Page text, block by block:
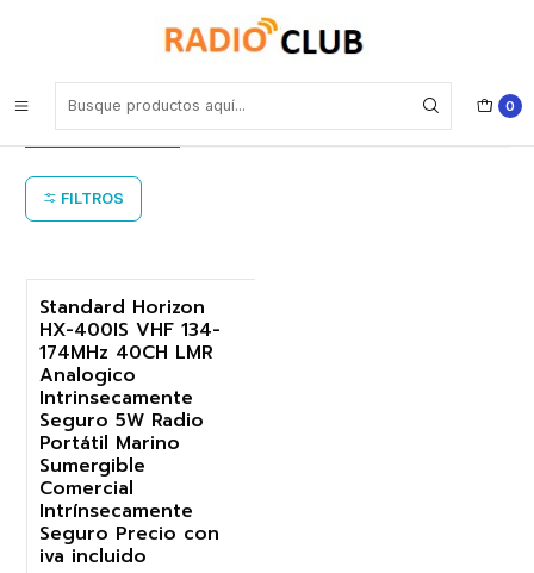
0
Equipo portatil marino intrínsecamente seguro
Equipo portatil marino
intrínsecamente seguro
FILTROS
-17%
Standard Horizon
HX-400IS VHF 134-
174MHz 40CH LMR
Analogico
Intrinsecamente
Seguro 5W Radio
Portátil Marino
Sumergible
Comercial
Intrínsecamente
Seguro Precio con
iva incluido